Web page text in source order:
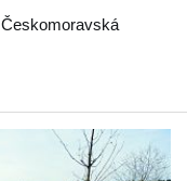
Českomoravská